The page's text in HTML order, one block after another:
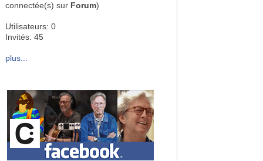
connectée(s) sur Forum)
Utilisateurs: 0
Invités: 45
plus...